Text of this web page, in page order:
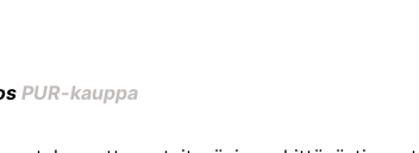
PUR-kauppa